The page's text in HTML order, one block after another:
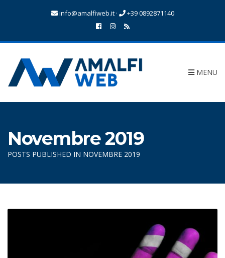
info@amalfiweb.it· +39 0892871140
MENU
Novembre 2019
POSTS PUBLISHED IN NOVEMBRE 2019